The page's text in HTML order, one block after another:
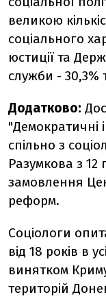
великою
соціального
юстиції та
служби - 30,3%
Додатково:
"Демократичні
спільно з
Разумкова з 12
замовлення
реформ.
Соціологи
від 18 років в
винятком
територій